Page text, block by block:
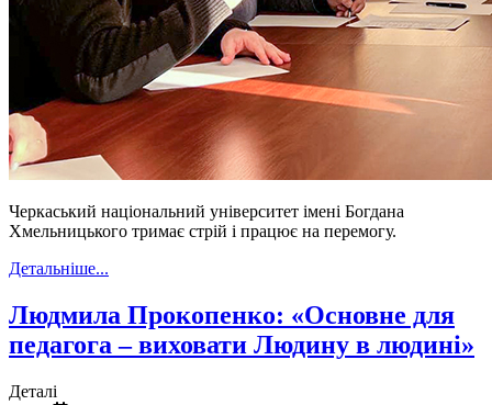
Черкаський національний університет імені Богдана
Хмельницького тримає стрій і працює на перемогу.
Детальніше...
Людмила Прокопенко: «Основне для
педагога – виховати Людину в людині»
Деталі